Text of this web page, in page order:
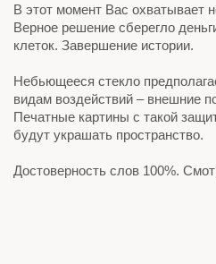
В этот момент Вас охватывает
Верное решение сберегло
клеток. Завершение истории.
Небьющееся стекло
видам воздействий – внешние
Печатные картины с такой
будут украшать пространство.
Достоверность слов 100%.